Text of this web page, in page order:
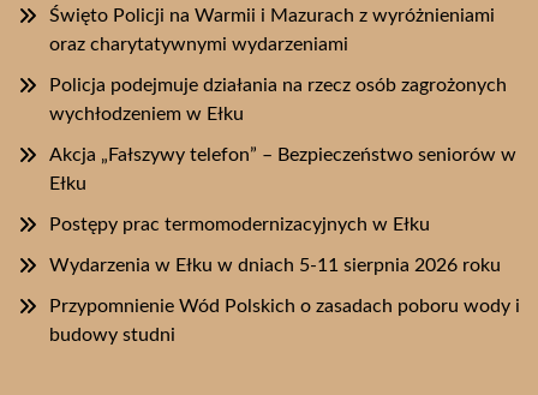
Święto Policji na Warmii i Mazurach z wyróżnieniami
oraz charytatywnymi wydarzeniami
Policja podejmuje działania na rzecz osób zagrożonych
wychłodzeniem w Ełku
Akcja „Fałszywy telefon” – Bezpieczeństwo seniorów w
Ełku
Postępy prac termomodernizacyjnych w Ełku
Wydarzenia w Ełku w dniach 5-11 sierpnia 2026 roku
Przypomnienie Wód Polskich o zasadach poboru wody i
budowy studni